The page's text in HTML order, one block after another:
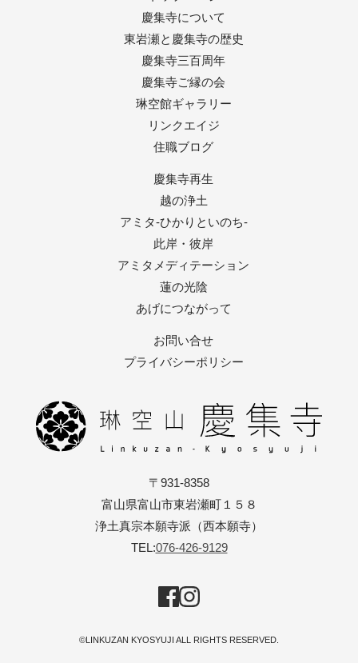
慶集寺について
東岩瀬と慶集寺の歴史
慶集寺三百周年
慶集寺ご縁の会
琳空館ギャラリー
リンクエイジ
住職ブログ
慶集寺再生
越の浄土
アミタ-ひかりといのち-
此岸・彼岸
アミタメディテーション
蓮の光陰
あげにつながって
お問い合せ
プライバシーポリシー
〒931-8358
富山県富山市東岩瀬町１５８
浄土真宗本願寺派（西本願寺）
TEL:076-426-9129
©LINKUZAN KYOSYUJI ALL RIGHTS RESERVED.